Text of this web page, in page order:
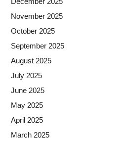
November 2025
October 2025
September 2025
August 2025
July 2025
June 2025
May 2025
April 2025
March 2025